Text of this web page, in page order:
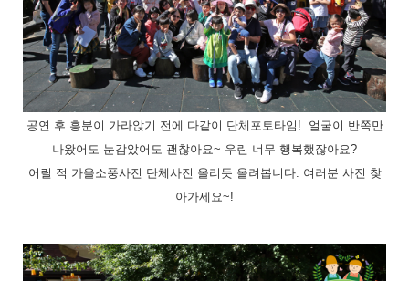
공연 후 흥분이 가라앉기 전에 다같이 단체포토타임! 얼굴이 반쪽만
나왔어도 눈감았어도 괜찮아요~ 우린 너무 행복했잖아요?
어릴 적 가을소풍사진 단체사진 올리듯 올려봅니다. 여러분 사진 찾
아가세요~!